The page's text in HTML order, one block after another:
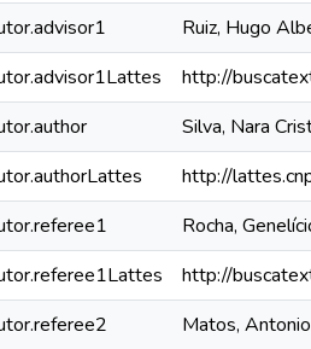
Ruiz, Hugo
http://
Silva, Nara
http://
Rocha,
http://
Matos,